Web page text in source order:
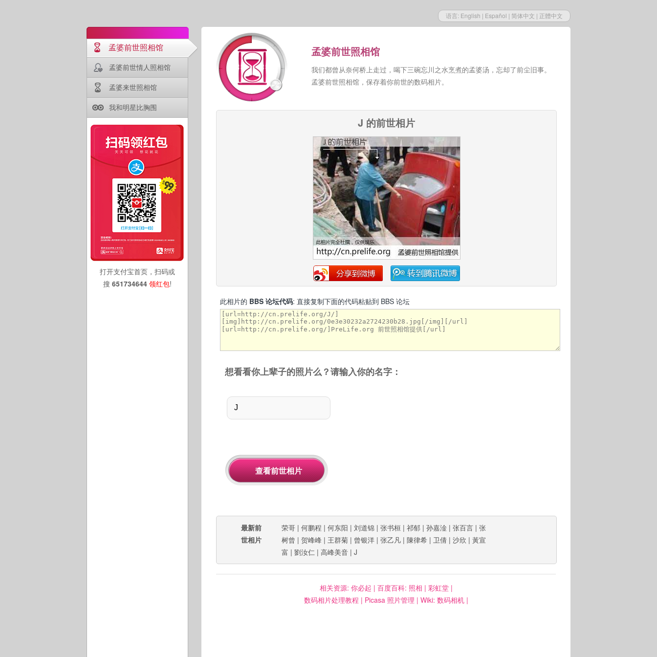
语言: English | Español | 简体中文 | 正體中文
孟婆前世照相馆
孟婆前世情人照相馆
孟婆来世照相馆
我和明星比胸围
打开支付宝首页，扫码或
搜 651734644 领红包!
孟婆前世照相馆
我们都曾从奈何桥上走过，喝下三碗忘川之水烹煮的孟婆汤，忘却了前尘旧事。
孟婆前世照相馆，保存着你前世的数码相片。
J 的前世相片
此相片的 BBS 论坛代码: 直接复制下面的代码粘贴到 BBS 论坛
想看看你上辈子的照片么？请输入你的名字：
最新前
世相片
荣哥 | 何鹏程 | 何东阳 | 刘道锦 | 张书桓 | 祁郁 | 孙嘉淦 | 张百言 | 张
树曾 | 贺峰峰 | 王群菊 | 曾银洋 | 张乙凡 | 陳律希 | 卫倩 | 沙欣 | 黃宣
富 | 劉汝仁 | 高峰美音 | J
相关资源: 你必起 | 百度百科: 照相 | 彩虹堂|
数码相片处理教程 | Picasa 照片管理 | Wiki: 数码相机|